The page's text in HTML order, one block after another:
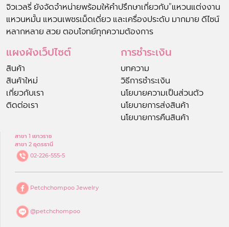
จิวเวลรี่ ยังจัดจำหน่ายพร้อมให้คำปรึกษาเกี่ยวกับ”แหวนแต่งงาน
แหวนหมั้น แหวนเพชรเม็ดเดี่ยว และเครื่องประดับ มากมาย ดีไซน์
หลากหลาย สวย ตอบโจทย์ทุกความต้องการ
แผงผังเว็ปไซต์
สินค้า
สินค้าใหม่
เกี่ยวกับเรา
ติดต่อเรา
การชำระเงิน
บทความ
วิธีการชำระเงิน
นโยบายความเป็นส่วนตัว
นโยบายการส่งสินค้า
นโยบายการคืนสินค้า
สาขา 1 เยาวราช
สาขา 2 อุดรธานี
02-226-555-5
Petchchompoo Jewelry
@petchchompoo